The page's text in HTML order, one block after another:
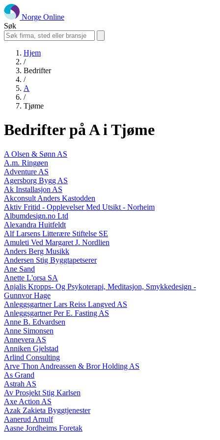
Norge Online
Søk
Hjem
/
Bedrifter
/
A
/
Tjøme
Bedrifter på A i Tjøme
A Olsen & Sønn AS
A.m. Ringøen
Adventure AS
Agersborg Bygg AS
Ak Installasjon AS
Akconsult Anders Kastodden
Aktiv Fritid - Opplevelser Med Utsikt - Norheim
Albumdesign.no Ltd
Alexandra Huitfeldt
Alf Larsens Litterære Stiftelse SE
Amuleti Ved Margaret J. Nordlien
Anders Berg Musikk
Andersen Stig Byggtapetserer
Ane Sand
Anette L'orsa SA
Anjalis Kropps- Og Psykoterapi, Meditasjon, Smykkedesign -
Gunnvor Hage
Anleggsgartner Lars Reiss Langved AS
Anleggsgartner Per E. Fasting AS
Anne B. Edvardsen
Anne Simonsen
Annevera AS
Anniken Gjelstad
Arlind Consulting
Arve Thon Andreassen & Bror Holding AS
As Grand
Astrah AS
Av Prosjekt Stig Karlsen
Axe Action AS
Azak Zakieta Byggtjenester
Aanerud Arnulf
Aasne Jordheims Foretak